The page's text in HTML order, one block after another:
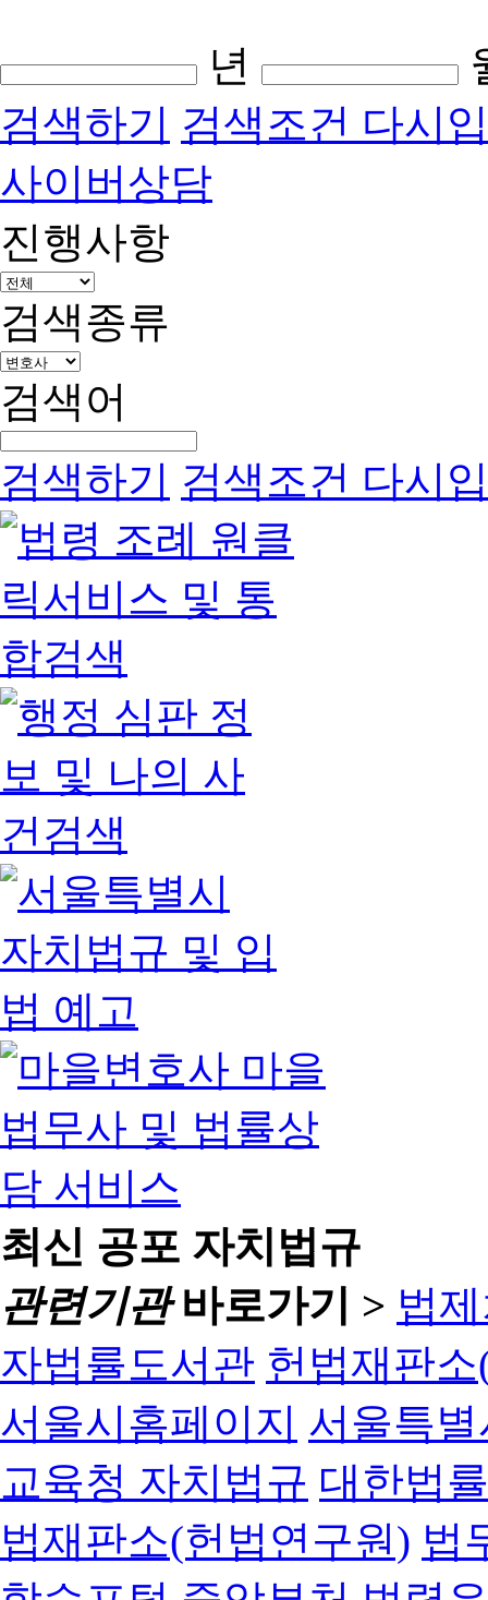
년
검색하기 검색조건 다시
사이버상담
진행사항
검색종류
검색어
검색하기 검색조건 다시
최신 공포 자치법규
관련기관바로가기 > 법
자법률도서관 헌법재판
서울시홈페이지 서울특
교육청 자치법규 대한법
법재판소(헌법연구원) 법